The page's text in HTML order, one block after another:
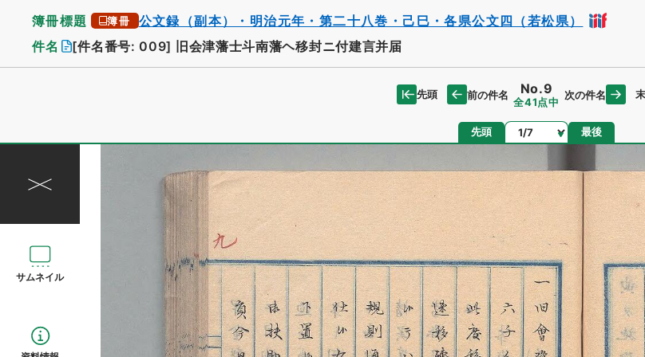
簿冊標題 簿冊 公文録（副本）・明治元年・第二十八巻・己巳・各県公文四（若松県）
件名 [件名番号: 009] 旧会津藩士斗南藩ヘ移封ニ付建言并届
先頭 前の件名 No.9
全41点中
次の件名
先頭 ページ 最後
サムネイル